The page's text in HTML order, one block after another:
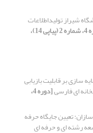
شیراز تولیداطلاعات
[دوره 4، شماره 2 (پیاپی 14)،
سازی بر قابلیت بازیابی
ای فارسی [دوره 4،
تعیین جایگاه حرفه
رشته ای و حرفه ای